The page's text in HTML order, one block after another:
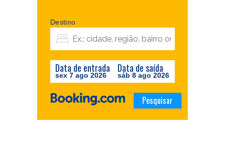
Destino
Data de entrada
sex 7 ago 2026
Data de saída
sáb 8 ago 2026